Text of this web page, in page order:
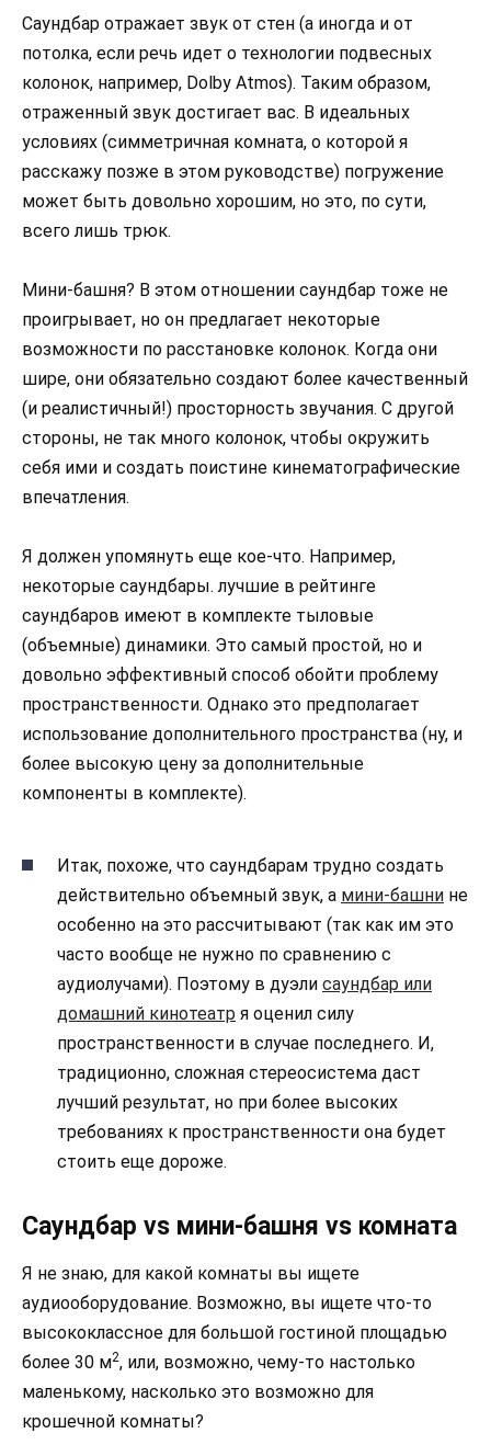
Саундбар отражает звук от стен (а иногда и от
потолка, если речь идет о технологии подвесных
колонок, например, Dolby Atmos). Таким образом,
отраженный звук достигает вас. В идеальных
условиях (симметричная комната, о которой я
расскажу позже в этом руководстве) погружение
может быть довольно хорошим, но это, по сути,
всего лишь трюк.
Мини-башня? В этом отношении саундбар тоже не
проигрывает, но он предлагает некоторые
возможности по расстановке колонок. Когда они
шире, они обязательно создают более качественный
(и реалистичный!) просторность звучания. С другой
стороны, не так много колонок, чтобы окружить
себя ими и создать поистине кинематографические
впечатления.
Я должен упомянуть еще кое-что. Например,
некоторые саундбары. лучшие в рейтинге
саундбаров имеют в комплекте тыловые
(объемные) динамики. Это самый простой, но и
довольно эффективный способ обойти проблему
пространственности. Однако это предполагает
использование дополнительного пространства (ну, и
более высокую цену за дополнительные
компоненты в комплекте).
Итак, похоже, что саундбарам трудно создать
действительно объемный звук, а мини-башни не
особенно на это рассчитывают (так как им это
часто вообще не нужно по сравнению с
аудиолучами). Поэтому в дуэли саундбар или
домашний кинотеатр я оценил силу
пространственности в случае последнего. И,
традиционно, сложная стереосистема даст
лучший результат, но при более высоких
требованиях к пространственности она будет
стоить еще дороже.
Саундбар vs мини-башня vs комната
Я не знаю, для какой комнаты вы ищете
аудиооборудование. Возможно, вы ищете что-то
высококлассное для большой гостиной площадью
более 30 м2, или, возможно, чему-то настолько
маленькому, насколько это возможно для
крошечной комнаты?